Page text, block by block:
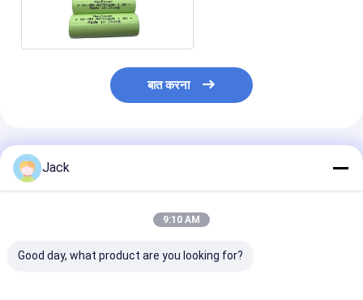
बात करना
अनुशंसित उत्पाद
Jack
9:10 AM
Good day, what product are you looking for?